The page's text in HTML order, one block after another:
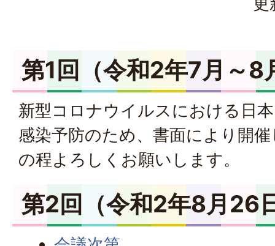
第1回（令和2年7月～8
新型コロナウイルスにおける日
感染予防のため、書面により開
の程よろしくお願いします。
第2回（令和2年8月26